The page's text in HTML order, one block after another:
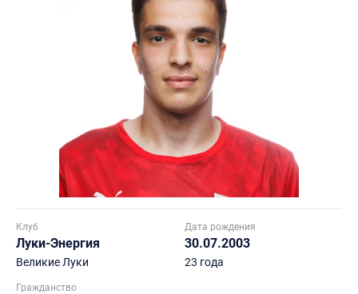
Клуб
Луки-Энергия
Великие Луки
Дата рождения
30.07.2003
23 года
Гражданство